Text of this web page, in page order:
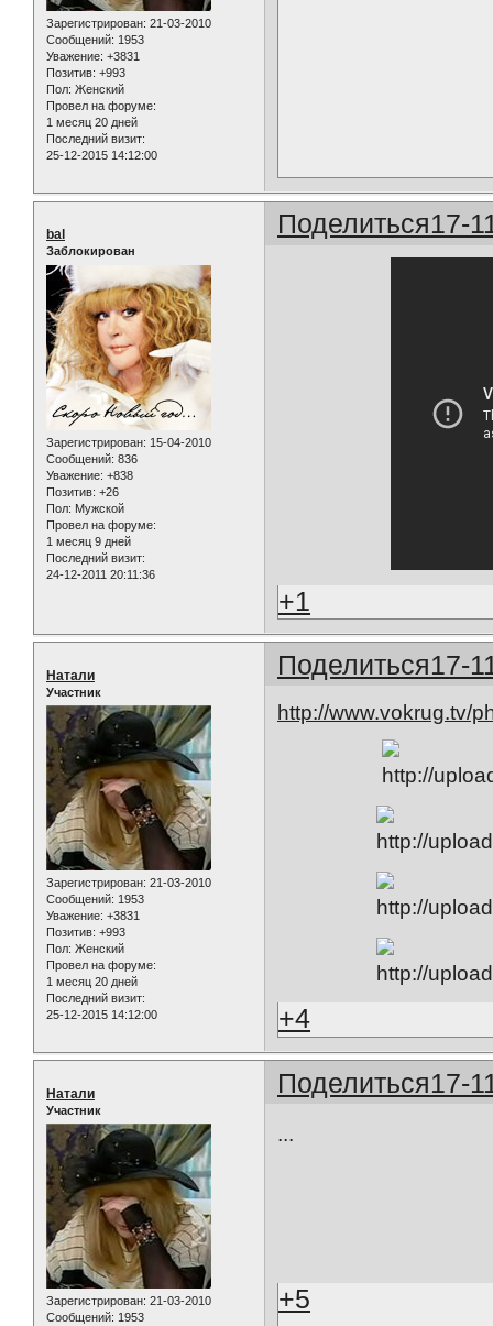
Зарегистрирован: 21-03-2010
Сообщений: 1953
Уважение: +3831
Позитив: +993
Пол: Женский
Провел на форуме:
1 месяц 20 дней
Последний визит:
25-12-2015 14:12:00
Поделиться17-
bal
Заблокирован
Зарегистрирован: 15-04-2010
Сообщений: 836
Уважение: +838
Позитив: +26
Пол: Мужской
Провел на форуме:
1 месяц 9 дней
Последний визит:
24-12-2011 20:11:36
+1
Поделиться17-
Натали
Участник
Зарегистрирован: 21-03-2010
Сообщений: 1953
Уважение: +3831
Позитив: +993
Пол: Женский
Провел на форуме:
1 месяц 20 дней
Последний визит:
25-12-2015 14:12:00
http://www.vokrug.tv/
+4
Поделиться17-
Натали
Участник
Зарегистрирован: 21-03-2010
Сообщений: 1953
...
+5